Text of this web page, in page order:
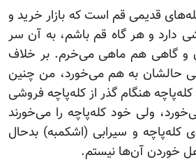
قدیمی قم است که بازار خرید و
و هر گاه قم باشم، به آن سر
و گاهی هم ماهی می‌خرم. بر خلاف
حالشان به هم می‌خورد، من چنین
هنگام گذر از کله‌پاچه فروشی
ولی خود کله‌پاچه را می‌خورند
کله‌پاچه و سیرابی (اشکمبه) بدحال
خوردن آن‌ها نیستم.